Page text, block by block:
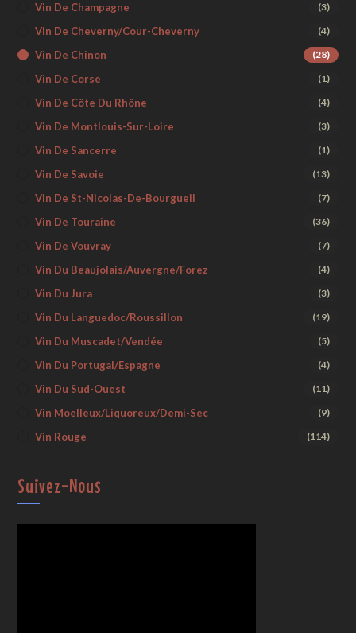
Vin De Champagne (3)
Vin De Cheverny/Cour-Cheverny (4)
Vin De Chinon (28)
Vin De Corse (1)
Vin De Côte Du Rhône (4)
Vin De Montlouis-Sur-Loire (3)
Vin De Sancerre (1)
Vin De Savoie (13)
Vin De St-Nicolas-De-Bourgueil (7)
Vin De Touraine (36)
Vin De Vouvray (7)
Vin Du Beaujolais/Auvergne/Forez (4)
Vin Du Jura (3)
Vin Du Languedoc/Roussillon (19)
Vin Du Muscadet/Vendée (5)
Vin Du Portugal/Espagne (4)
Vin Du Sud-Ouest (11)
Vin Moelleux/liquoreux/demi-Sec (9)
Vin Rouge (114)
Suivez-Nous